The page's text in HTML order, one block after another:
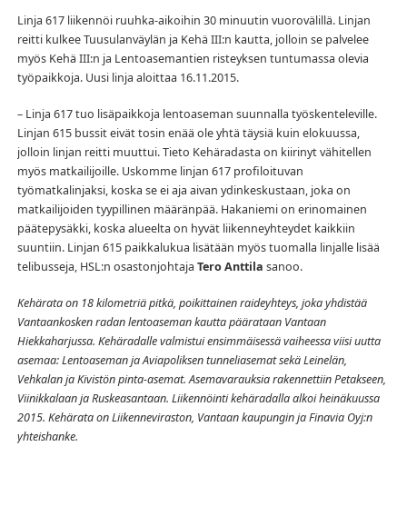
Linja 617 liikennöi ruuhka-aikoihin 30 minuutin vuorovälillä. Linjan
reitti kulkee Tuusulanväylän ja Kehä III:n kautta, jolloin se palvelee
myös Kehä III:n ja Lentoasemantien risteyksen tuntumassa olevia
työpaikkoja. Uusi linja aloittaa 16.11.2015.
– Linja 617 tuo lisäpaikkoja lentoaseman suunnalla työskenteleville.
Linjan 615 bussit eivät tosin enää ole yhtä täysiä kuin elokuussa,
jolloin linjan reitti muuttui. Tieto Kehäradasta on kiirinyt vähitellen
myös matkailijoille. Uskomme linjan 617 profiloituvan
työmatkalinjaksi, koska se ei aja aivan ydinkeskustaan, joka on
matkailijoiden tyypillinen määränpää. Hakaniemi on erinomainen
päätepysäkki, koska alueelta on hyvät liikenneyhteydet kaikkiin
suuntiin. Linjan 615 paikkalukua lisätään myös tuomalla linjalle lisää
telibusseja, HSL:n osastonjohtaja Tero Anttila sanoo.
Kehärata on 18 kilometriä pitkä, poikittainen raideyhteys, joka yhdistää
Vantaankosken radan lentoaseman kautta päärataan Vantaan
Hiekkaharjussa. Kehäradalle valmistui ensimmäisessä vaiheessa viisi uutta
asemaa: Lentoaseman ja Aviapoliksen tunneliasemat sekä Leinelän,
Vehkalan ja Kivistön pinta-asemat. Asemavarauksia rakennettiin Petakseen,
Viinikkalaan ja Ruskeasantaan. Liikennöinti kehäradalla alkoi heinäkuussa
2015. Kehärata on Liikenneviraston, Vantaan kaupungin ja Finavia Oyj:n
yhteishanke.